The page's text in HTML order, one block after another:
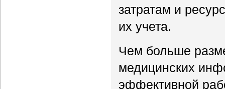
затратам и
их учета.
Чем больше
медицинских
эффективной